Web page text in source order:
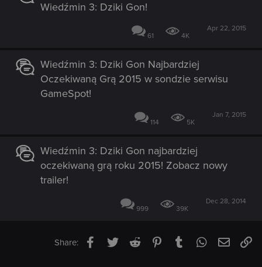
Wiedźmin 3: Dziki Gon!
61 4K
Apr 22, 2015
Wiedźmin 3: Dziki Gon Najbardziej
Oczekiwaną Grą 2015 w sondzie serwisu
GameSpot!
114 5K
Jan 7, 2015
Wiedźmin 3: Dziki Gon najbardziej
oczekiwaną grą roku 2015! Zobacz nowy
trailer!
999 39K
Dec 28, 2014
Share: Facebook
TwitterReddit PinterestTumblrWhatsApp
Email